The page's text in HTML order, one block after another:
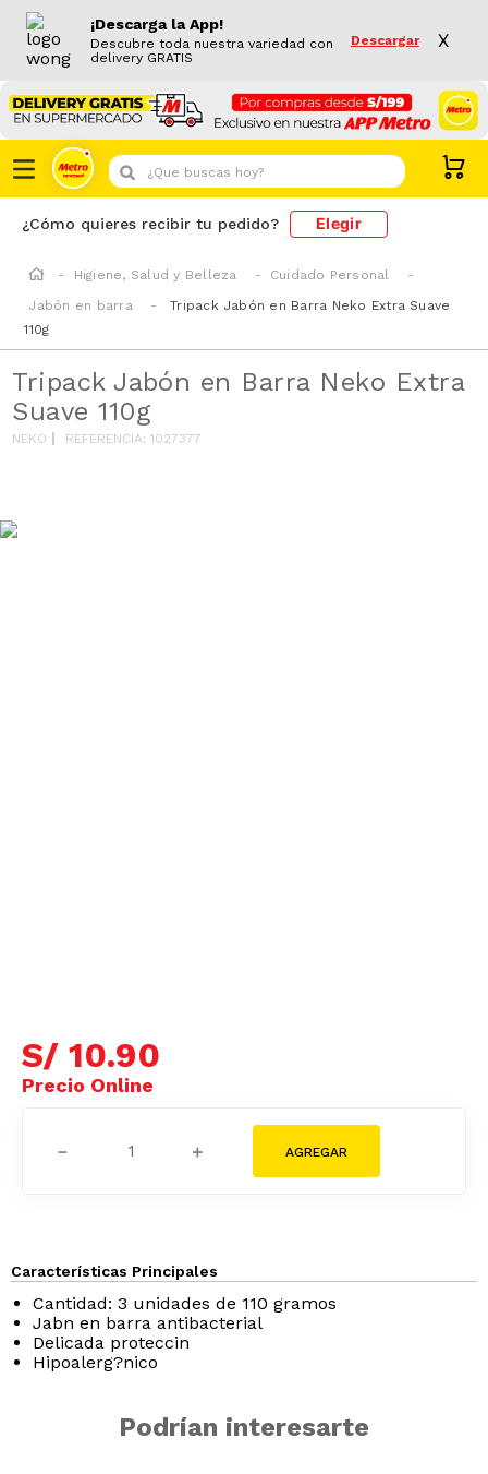
¡Descarga la App!
Descubre toda nuestra variedad con
delivery GRATIS
Descargar X
¿Que buscas hoy?
¿Cómo quieres recibir tu pedido? Elegir
Higiene, Salud y Belleza
Cuidado Personal
Jabón en barra
Tripack Jabón en Barra Neko Extra Suave
110g
Tripack Jabón en Barra Neko Extra
Suave 110g
NEKO REFERENCIA:1027377
S/ 10.90
＋
－
Características Principales
Cantidad: 3 unidades de 110 gramos
Jabn en barra antibacterial
Delicada proteccin
Hipoalerg?nico
Podrían interesarte